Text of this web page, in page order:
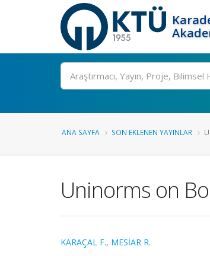
Ara
ANA SAYFA SON EKLENEN YAYINLAR
Uninorms on
KARAÇAL F., MESİAR R.